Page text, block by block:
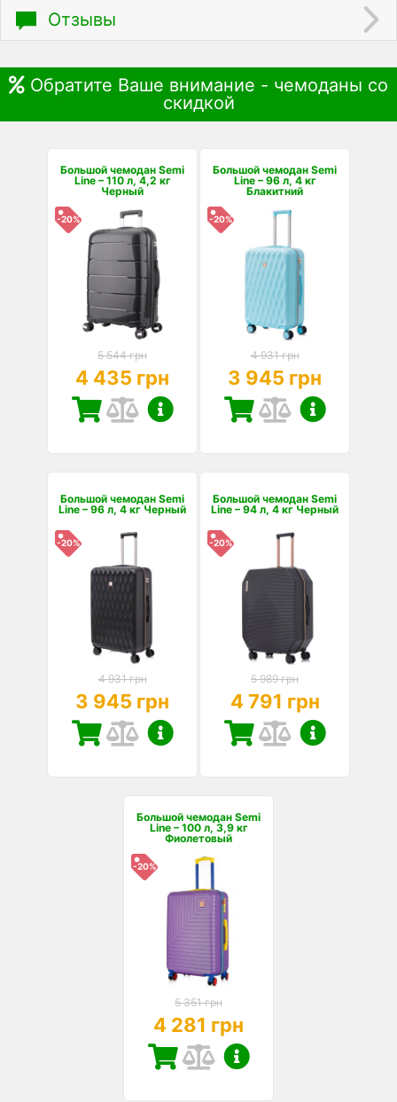
Отзывы
Обратите Ваше внимание - чемоданы со
скидкой
Большой чемодан Semi
Line – 110 л, 4,2 кг
Черный
-20%
5 544 грн
4 435 грн
Большой чемодан Semi
Line – 96 л, 4 кг
Блакитний
-20%
4 931 грн
3 945 грн
Большой чемодан Semi
Line – 96 л, 4 кг Черный
-20%
4 931 грн
3 945 грн
Большой чемодан Semi
Line – 94 л, 4 кг Черный
-20%
5 989 грн
4 791 грн
Большой чемодан Semi
Line – 100 л, 3,9 кг
Фиолетовый
-20%
5 351 грн
4 281 грн